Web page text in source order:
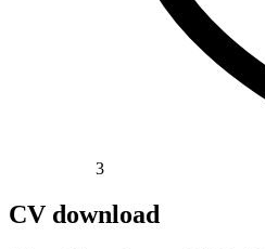
3
CV download